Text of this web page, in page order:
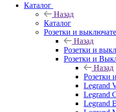
Каталог
Назад
Каталог
Розетки и
Назад
Розетки и
Розетки и
Назад
Розетки
Legrand
Legrand
Legrand